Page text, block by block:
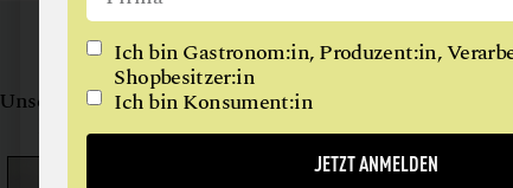
WILDFLEISCH +
NEU BEIGAUMEN
Unsere Bewegung wächst: Um Menschen, die
herstellen oder verarbeiten. Und uns inspirieren, uns
Ich bin Gastronom:in, Produzent:in,
Shopbesitzer:in
Ich bin Konsument:in
JETZT ANMELDEN